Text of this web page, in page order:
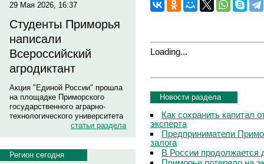
29 Мая 2026, 16:37
Студенты Приморья
написали
Всероссийский
агродиктант
Акция "Единой России" прошла
на площадке Приморского
государственного аграрно-
технологического университета
статьи раздела
Регион сегодня
Loading...
Новости раздела
Как сохранить капитал
эксперта
Предприниматели
залога
В России продолжается